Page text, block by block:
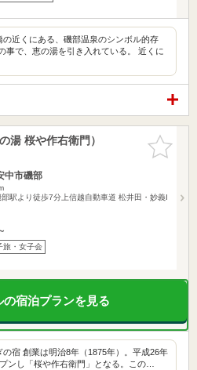
近くにある、磯部温泉のシンボル的存
事で、恵の湯を引き入れている。 近くに
お気に入
りに追加
湯 桜や作右衛門）
中市磯部
駅より徒歩7分上信越自動車道 松井田・妙義I
旅・女子会
宿泊プランを見る
宿 創業は明治8年（1875年）。平成26年
ンし「桜や作右衛門」となる。この…